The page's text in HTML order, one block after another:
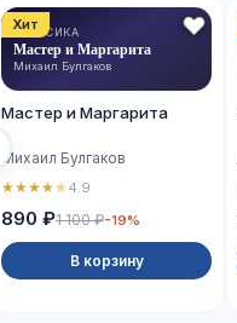
Хит
КЛАССИКА
Мастер и Маргарита
Михаил Булгаков
Мастер и Маргарита
Михаил Булгаков
★★★★★4.9
890 ₽1 100 ₽-19%
В корзину